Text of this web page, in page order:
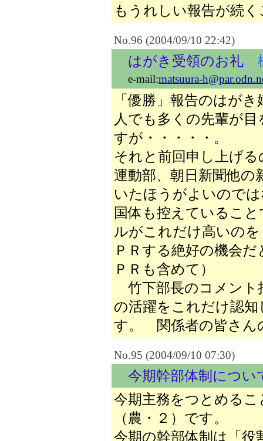
もうれしい報告が続
No.96 (2004/09/10 22:42)
はがき受領のお礼
e-mail:matsuura-
「優勝」報告のはが
人でも多くの先輩が
すが・・・・・。
それと前回申し上げ
運動部、朝日新聞他の
いたほうがよいので
国体も控えているこ
ルがこれだけ高いのを
ＰＲする絶好の機会
ＰＲも含めて）
竹下部長のコメン
の活躍をこれだけ認
す。 関係者の皆さん
No.95 (2004/09/10 07:30)
今期幹部体制につい
今期主務をつとめる
（農・２）です。
今期の幹部体制は「役